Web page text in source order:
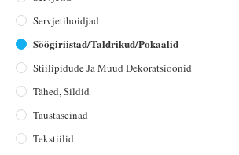
Servjetihoidjad
Söögiriistad/taldrikud/pokaalid
Stiilipidude Ja Muud Dekoratsioonid
Tähed, Sildid
Taustaseinad
Tekstiilid